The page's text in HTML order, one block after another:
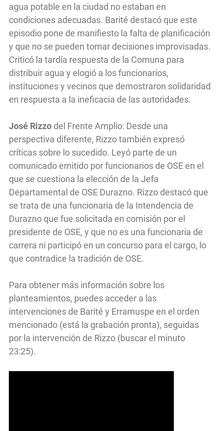
agua potable en la ciudad no estaban en
condiciones adecuadas. Barité destacó que este
episodio pone de manifiesto la falta de planificación
y que no se pueden tomar decisiones improvisadas.
Criticó la tardía respuesta de la Comuna para
distribuir agua y elogió a los funcionarios,
instituciones y vecinos que demostraron solidaridad
en respuesta a la ineficacia de las autoridades.
José Rizzo del Frente Amplio: Desde una
perspectiva diferente, Rizzo también expresó
críticas sobre lo sucedido. Leyó parte de un
comunicado emitido por funcionarios de OSE en el
que se cuestiona la elección de la Jefa
Departamental de OSE Durazno. Rizzo destacó que
se trata de una funcionaria de la Intendencia de
Durazno que fue solicitada en comisión por el
presidente de OSE, y que no es una funcionaria de
carrera ni participó en un concurso para el cargo, lo
que contradice la tradición de OSE.
Para obtener más información sobre los
planteamientos, puedes acceder a las
intervenciones de Barité y Erramuspe en el orden
mencionado (está la grabación pronta), seguidas
por la intervención de Rizzo (buscar el minuto
23:25).